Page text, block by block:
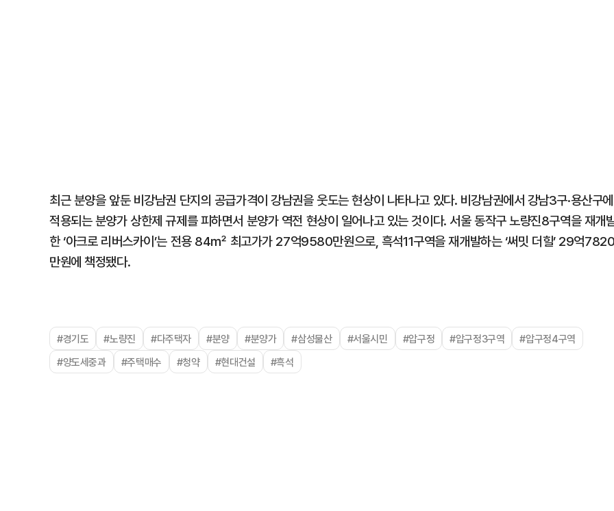
최근 분양을 앞둔 비강남권 단지의 공급가격이 강남권을 웃도는 현상이 나타나고 있다. 비강남권에서 강남3구·용산구에
적용되는 분양가 상한제 규제를 피하면서 분양가 역전 현상이 일어나고 있는 것이다. 서울 동작구 노량진8구역을 재개
한 ‘아크로 리버스카이’는 전용 84㎡ 최고가가 27억9580만원으로, 흑석11구역을 재개발하는 ‘써밋 더힐’ 29억
만원에 책정됐다.
#경기도 #노량진 #다주택자 #분양 #분양가 #삼성물산 #서울시민 #압구정 #압구정3구역
#압구정4구역
#양도세중과
#주택매수 #청약 #현대건설 #흑석